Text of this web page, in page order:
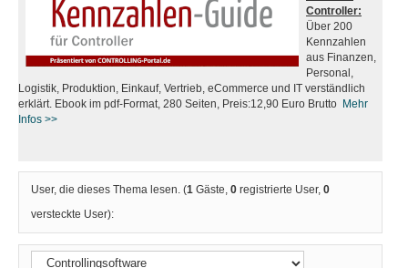
Controller:
Über 200
Kennzahlen
aus Finanzen,
Personal,
Logistik, Produktion, Einkauf, Vertrieb, eCommerce und IT verständlich
erklärt. Ebook im pdf-Format, 280 Seiten, Preis:12,90 Euro Brutto Mehr
Infos >>
User, die dieses Thema lesen. (1 Gäste,0 registrierte User,0
versteckte User):